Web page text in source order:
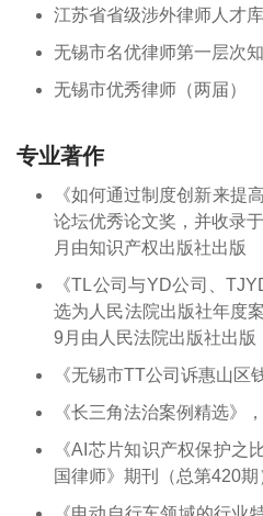
江苏省省级涉外律师人才
无锡市名优律师第一层次
无锡市优秀律师（两届）
专业著作
《如何通过制度创新来提
论坛优秀论文奖，并收录
月由知识产权出版社出版
《TL公司与YD公司、
选为人民法院出版社年度
9月由人民法院出版社出版
《无锡市TT公司诉惠山
《长三角法治案例精选》
《AI芯片知识产权保护
国律师》期刊（总第420期